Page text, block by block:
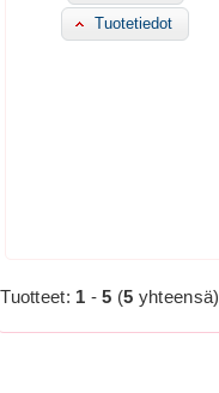
Tuotetiedot
Tuotteet: 1 -5 (5 yhteensä)